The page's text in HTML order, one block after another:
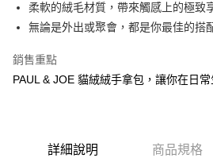
上海商業儲蓄銀行
台北
國泰世華商業銀行
兆豐
匯豐（台灣）商業銀行
聯邦商業銀行
遠東
台灣樂天信用卡公司
Apple Pay
ATM付款
每筆NT$9,999
柔軟的絨毛材質，帶來觸感上的極致
無論是外出或聚會，都是你最佳的搭
銷售重點
PAUL & JOE 貓絨絨手拿包，讓你在日
詳細說明 商品規格